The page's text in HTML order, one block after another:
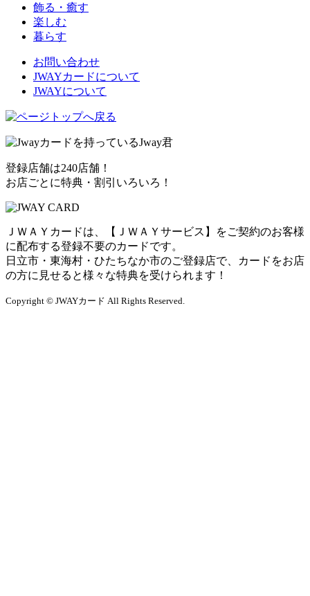
飾る・癒す
楽しむ
暮らす
お問い合わせ
JWAYカードについて
JWAYについて
登録店舗は240店舗！
お店ごとに特典・割引いろいろ！
ＪＷＡＹカードは、【ＪＷＡＹサービス】をご契約のお客様
に配布する登録不要のカードです。
日立市・東海村・ひたちなか市のご登録店で、カードをお店
の方に見せると様々な特典を受けられます！
Copyright © JWAYカード All Rights Reserved.